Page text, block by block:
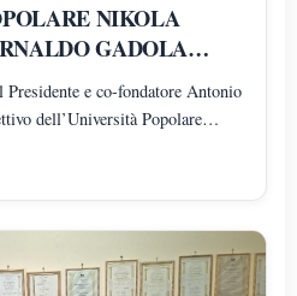
NIKOLA
GADOLA
DEI
GIURIDICHE,
POLITICHE,
UMANE,
e co-fondatore Antonio
dell’Università Popolare
Giuridiche ed
Psicologia, Scienze Umane,